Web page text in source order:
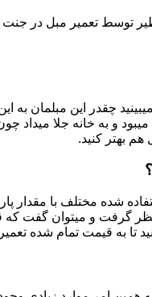
توسط تعمیر مبل در
چقدر این مبلمان به
و به خانه جلا میداد
هم بهتر کنید.
شده مختلف با مقدار
گرفت و میتوان گفت که
به قیمت تمام شده